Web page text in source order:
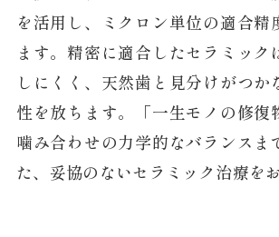
を活用し、ミクロン単位の適合精
ます。精密に適合したセラミック
しにくく、天然歯と見分けがつか
性を放ちます。「一生モノの修復
噛み合わせの力学的なバランスま
た、妥協のないセラミック治療を